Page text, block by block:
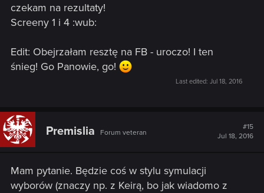
czekam na rezultaty!
Screeny 1 i 4 :wub:
Edit: Obejrzałam resztę na FB - uroczo! I ten
śnieg! Go Panowie, go!
Last edited: Jul 18, 2016
Premisliа Forum veteran
#15
Jul 18, 2016
Mam pytanie. Będzie coś w stylu symulacji
wyborów (znaczy np. z Keirą, bo jak wiadomo z